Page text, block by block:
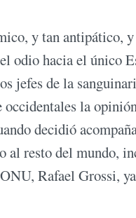
y tan antipático,
odio hacia el único
jefes de la
la
decidió
al resto del mundo,
Rafael Grossi,